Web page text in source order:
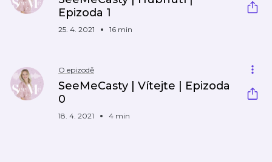
Epizoda 1
25. 4. 2021 16 min
O epizodě
SeeMeCasty | Vítejte | Epizoda
0
18. 4. 2021 4 min